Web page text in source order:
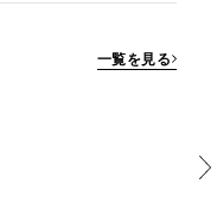
一覧を見る